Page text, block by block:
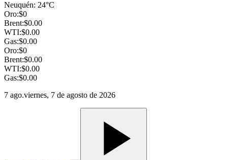
Neuquén: 24°C
Oro:$0
Brent:$0.00
WTI:$0.00
Gas:$0.00
Oro:$0
Brent:$0.00
WTI:$0.00
Gas:$0.00
7 ago.viernes, 7 de agosto de 2026